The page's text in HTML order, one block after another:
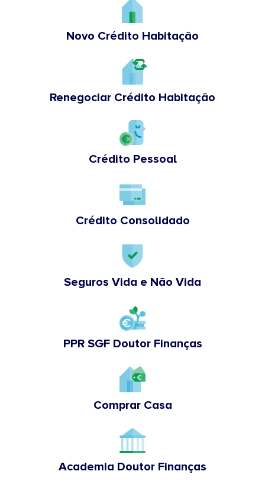
Novo Crédito Habitação
Renegociar Crédito Habitação
Crédito Pessoal
Crédito Consolidado
Seguros Vida e Não Vida
PPR SGF Doutor Finanças
Comprar Casa
Academia Doutor Finanças